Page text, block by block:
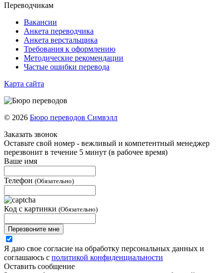
Переводчикам
Вакансии
Анкета переводчика
Анкета верстальщика
Требования к оформлению
Методические рекомендации
Частые ошибки перевода
Карта сайта
© 2026 Бюро переводов Симвэлл
Заказать звонок
Оставьте свой номер - вежливый и компетентный менеджер
перезвонит в течение 5 минут (в рабочее время)
Ваше имя
Телефон (Обязательно)
Код с картинки (Обязательно)
Перезвоните мне
Я даю свое согласие на обработку персональных данных и
соглашаюсь с политикой конфиденциальности
Оставить сообщение